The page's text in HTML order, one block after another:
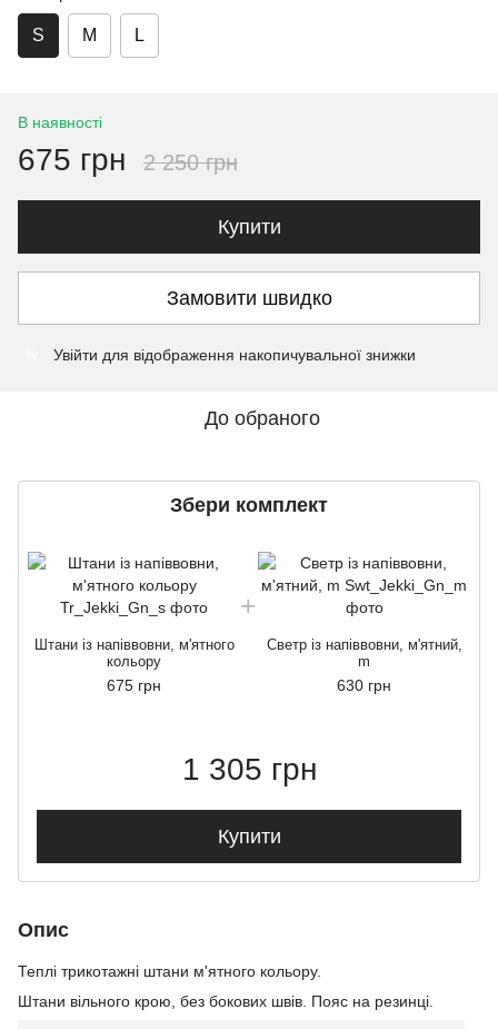
S M L
В наявності
675 грн 2 250 грн
Купити
Замовити швидко
Увійти для відображення накопичувальної знижки
До обраного
Збери комплект
Штани із напіввовни, м'ятного
кольору
675 грн
Светр із напіввовни, м'ятний,
m
630 грн
1 305 грн
Купити
Опис
Теплі трикотажні штани м'ятного кольору.
Штани вільного крою, без бокових швів. Пояс на резинці.